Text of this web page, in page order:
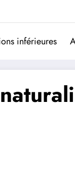
inférieures